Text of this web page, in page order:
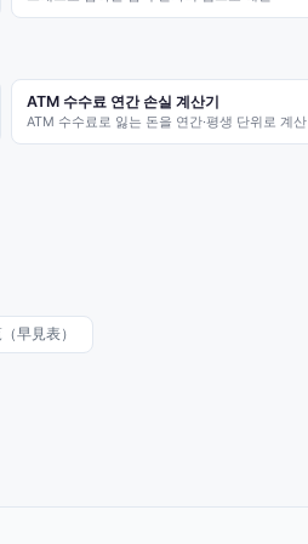
ATM 수수료 연간 손실 계산기
ATM 수수료로 잃는 돈을 연간·평생 단위로 계산
早見表）